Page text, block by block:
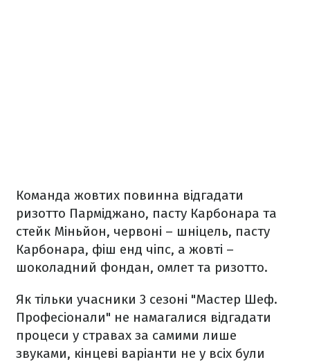
Команда жовтих повинна відгадати
ризотто Парміджано, пасту Карбонара та
стейк Міньйон, червоні – шніцель, пасту
Карбонара, фіш енд чіпс, а жовті –
шоколадний фондан, омлет та ризотто.
Як тільки учасники 3 сезоні "Мастер Шеф.
Професіонали" не намагалися відгадати
процеси у стравах за самими лише
звуками, кінцеві варіанти не у всіх були